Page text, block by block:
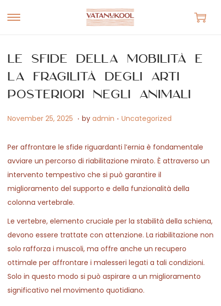
S
p
t
o
a
i
g
a
t
n
S
p
t
o
o
t
e
n
t
Le sfide della mobilità e
la fragilità degli arti
posteriori negli animali
P
s
t
e
d
o
November 25, 2025 M
y
1
5
,
. by admin . P
s
t
e
d
Uncategorized
Per affrontare le sfide riguardanti l’ernia è fondamentale
avviare un percorso di riabilitazione mirato. È attraverso un
intervento tempestivo che si può garantire il
miglioramento del supporto e della funzionalità della
colonna vertebrale.
Le vertebre, elemento cruciale per la stabilità della schiena,
devono essere trattate con attenzione. La riabilitazione non
solo rafforza i muscoli, ma offre anche un recupero
ottimale per affrontare i malesseri legati a tali condizioni.
Solo in questo modo si può aspirare a un miglioramento
significativo nel movimento quotidiano.